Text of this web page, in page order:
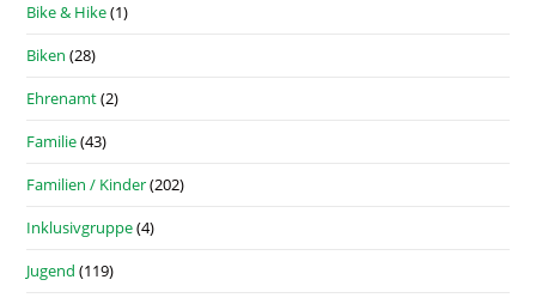
Bike & Hike(1)
Biken (28)
Ehrenamt(2)
Familie(43)
Familien / Kinder(202)
Inklusivgruppe(4)
Jugend (119)